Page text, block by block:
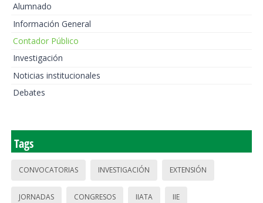
Alumnado
Información General
Contador Público
Investigación
Noticias institucionales
Debates
Tags
CONVOCATORIAS INVESTIGACIÓN EXTENSIÓN
JORNADAS CONGRESOS IIATA IIE